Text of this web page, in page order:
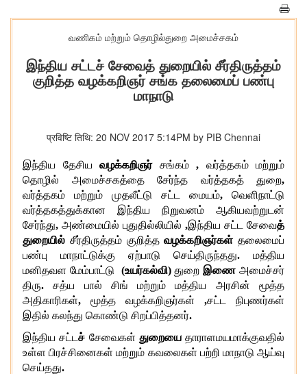
வணிகம் மற்றும் தொழில்துறை அமைச்சகம்
இந்திய சட்டச் சேவைத் துறையில் சீர்திருத்தம்
குறித்த வழக்கறிஞர் சங்க தலைமைப் பண்பு
மாநாடு
प्रविष्टि तिथि: 20 NOV 2017 5:14PM by PIB Chennai
இந்திய தேசிய வழக்கறிஞர்சங்கம் , வர்த்தகம் மற்றும்
தொழில் அமைச்சகத்தை சேர்ந்த வர்த்தகத் துறை,
வர்த்தகம் மற்றும் முதலீட்டு சட்ட மையம், வெளிநாட்டு
வர்த்தகத்துக்கான இந்திய நிறுவனம் ஆகியவற்றுடன்
சேர்ந்து, அண்மையில் புதுதில்லியில் ,இந்திய சட்ட சேவைத்
துறையில் சீர்திருத்தம் குறித்தவழக்கறிஞர்கள் தலைமைப்
பண்பு மாநாட்டுக்கு ஏற்பாடு செய்திருந்தது. மத்திய
மனிதவள மேம்பாட்டு (உயர்கல்வி)துறைஇணைஅமைச்சர்
திரு.சத்ய பால் சிங் மற்றும் மத்திய அரசின் மூத்த
அதிகாரிகள், மூத்த வழக்கறிஞர்கள் ,சட்ட நிபுணர்கள்
இதில் கலந்து கொண்டு சிறப்பித்தனர்.
இந்திய சட்டச் சேவைகள் துறையைதாராளமயமாக்குவதில்
உள்ள பிரச்சினைகள் மற்றும் கவலைகள் பற்றி மாநாடு ஆய்வு
செய்தது.